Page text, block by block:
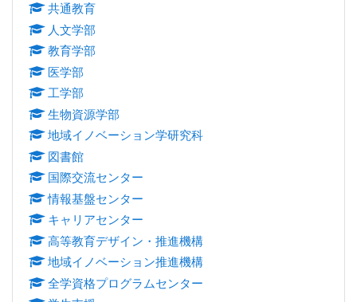
共通教育
人文学部
教育学部
医学部
工学部
生物資源学部
地域イノベーション学研究科
図書館
国際交流センター
情報基盤センター
キャリアセンター
高等教育デザイン・推進機構
地域イノベーション推進機構
全学資格プログラムセンター